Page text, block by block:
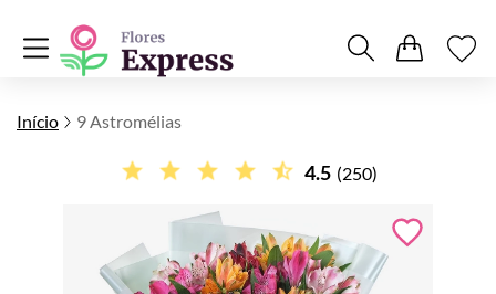
Início 9 Astromélias
4.5 (250)